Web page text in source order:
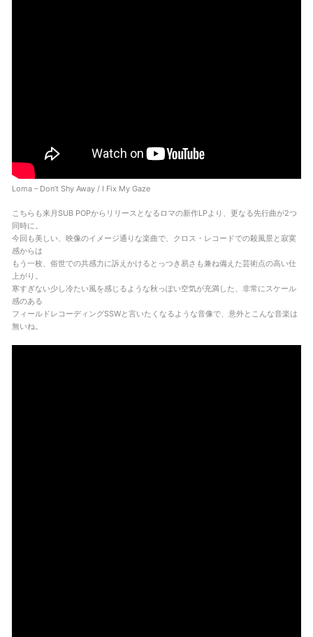
Loma – Don’t Shy Away / I Fix My Gaze
こちらも来月SUB POPからリリースとなるロマの新作LPより、更なる先行曲が2つ
同時に。
今回も美しい、映像のイメージ通りな楽曲で、クロス・レコードでの殺風景と寂寞
感からは
もう一枚、俗世での共感力に訴えかけるとっつき易さも兼ね備えた芸術点の高い仕
上がり。
寒すぎない少し冷たい風を感じるような秋っぽい空気が充満した、非常にスケール
感のある
フィールドレコーディングSSWと言いたくなるような音像で、意外とこんな音楽は
無いね。